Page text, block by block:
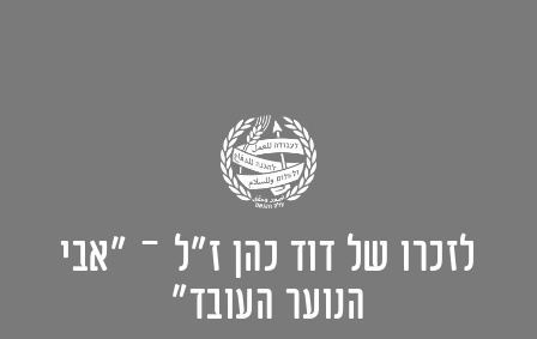
לזכרו של דוד כהן ז"ל – "אבי
הנוער העובד"